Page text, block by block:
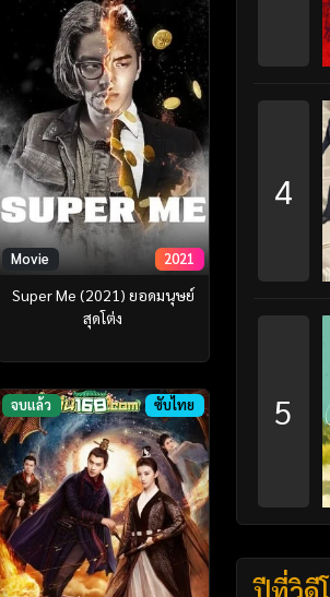
Movie 2021
Super Me (2021) ยอดมนุษย์
สุดโต่ง
จบแล้ว ซับไทย
4
5